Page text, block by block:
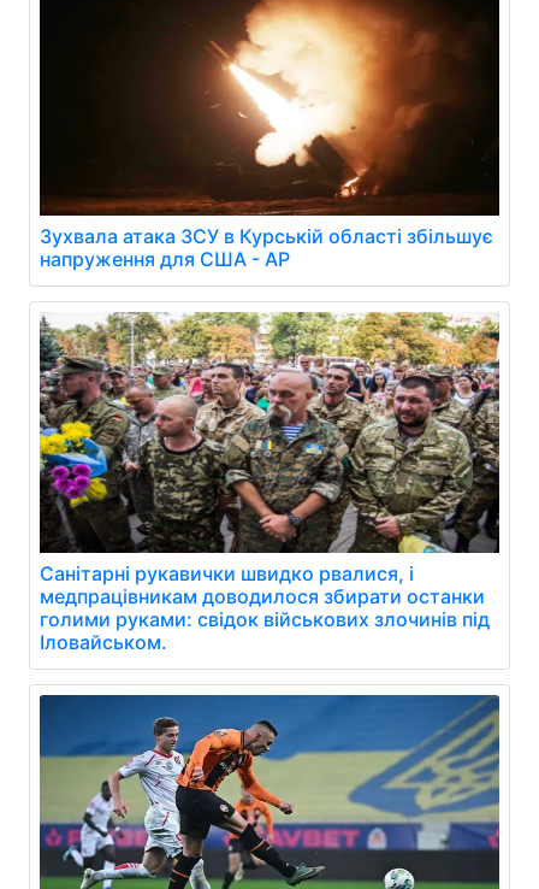
Зухвала атака ЗСУ в Курській області збільшує
напруження для США - AP
Санітарні рукавички швидко рвалися, і
медпрацівникам доводилося збирати останки
голими руками: свідок військових злочинів під
Іловайськом.